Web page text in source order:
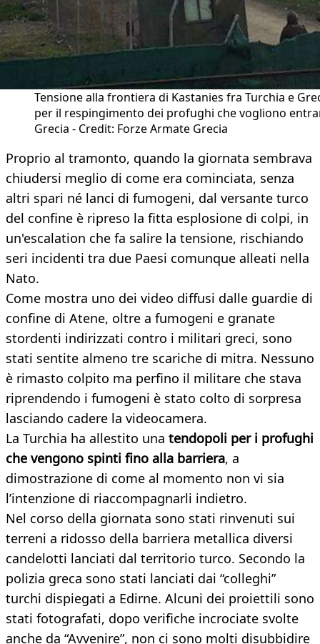
Tensione alla frontiera di Kastanies fra Turchia e
per il respingimento dei profughi che vogliono
Grecia - Credit: Forze Armate Grecia
Proprio al tramonto, quando la giornata sembrava
chiudersi meglio di come era cominciata, senza
altri spari né lanci di fumogeni, dal versante turco
del confine è ripreso la fitta esplosione di colpi, in
un'escalation che fa salire la tensione, rischiando
seri incidenti tra due Paesi comunque alleati nella
Nato.
Come mostra uno dei video diffusi dalle guardie di
confine di Atene, oltre a fumogeni e granate
stordenti indirizzati contro i militari greci, sono
stati sentite almeno tre scariche di mitra. Nessuno
è rimasto colpito ma perfino il militare che stava
riprendendo i fumogeni è stato colto di sorpresa
lasciando cadere la videocamera.
La Turchia ha allestito una tendopoli per i profughi
che vengono spinti fino alla barriera, a
dimostrazione di come al momento non vi sia
l’intenzione di riaccompagnarli indietro.
Nel corso della giornata sono stati rinvenuti sui
terreni a ridosso della barriera metallica diversi
candelotti lanciati dal territorio turco. Secondo la
polizia greca sono stati lanciati dai “colleghi”
turchi dispiegati a Edirne. Alcuni dei proiettili sono
stati fotografati, dopo verifiche incrociate svolte
anche da “Avvenire”, non ci sono molti disubbidire